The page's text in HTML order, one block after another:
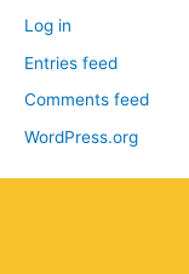
Log in
Entries feed
Comments feed
WordPress.org